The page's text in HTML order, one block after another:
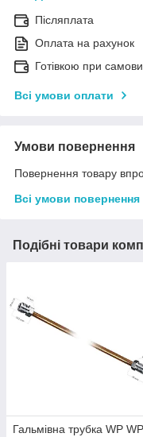
Післяплата
Оплата на рахунок
Готівкою при
Всі умови оплати
Умови повернення
Повернення товару
Всі умови повернення
Подібні товари
Гальмівна трубка WP